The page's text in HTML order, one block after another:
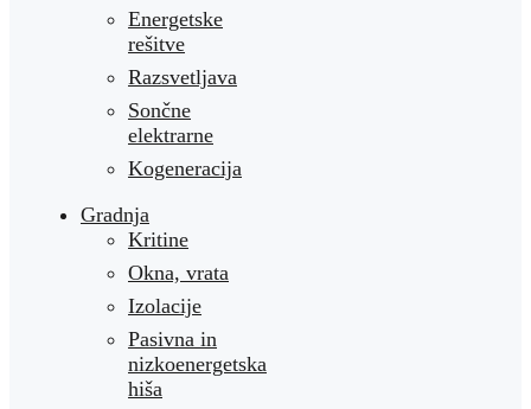
Energetske
rešitve
Razsvetljava
Sončne
elektrarne
Kogeneracija
Gradnja
Kritine
Okna, vrata
Izolacije
Pasivna in
nizkoenergetska
hiša